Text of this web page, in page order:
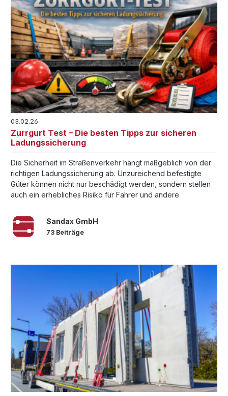
03.02.26
Zurrgurt Test – Die besten Tipps zur sicheren
Ladungssicherung
Die Sicherheit im Straßenverkehr hängt maßgeblich von der
richtigen Ladungssicherung ab. Unzureichend befestigte
Güter können nicht nur beschädigt werden, sondern stellen
auch ein erhebliches Risiko für Fahrer und andere
Sandax GmbH
73 Beiträge